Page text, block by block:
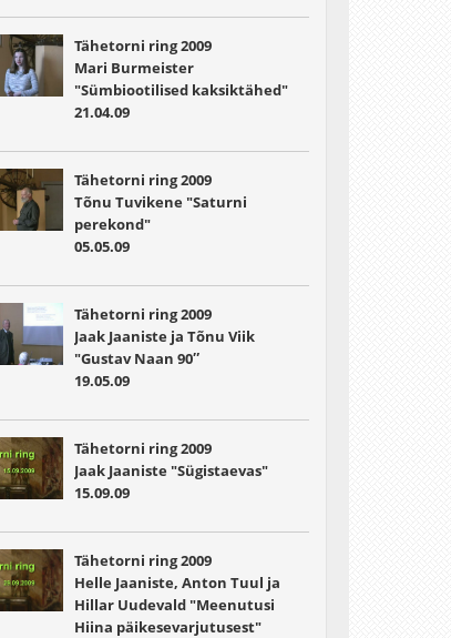
Tähetorni ring 2009
Mari Burmeister
"Sümbiootilised kaksiktähed"
21.04.09
Tähetorni ring 2009
Tõnu Tuvikene "Saturni
perekond"
05.05.09
Tähetorni ring 2009
Jaak Jaaniste ja Tõnu Viik
"Gustav Naan 90″
19.05.09
Tähetorni ring 2009
Jaak Jaaniste "Sügistaevas"
15.09.09
Tähetorni ring 2009
Helle Jaaniste, Anton Tuul ja
Hillar Uudevald "Meenutusi
Hiina päikesevarjutusest"